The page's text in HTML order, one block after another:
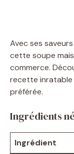
Avec ses
cette soupe
commerce.
recette inratable
préférée.
Ingrédients
Ingrédient